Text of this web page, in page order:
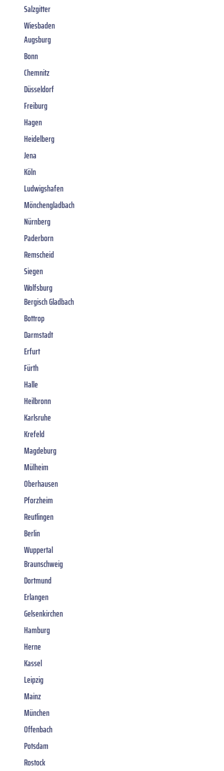
Salzgitter
Wiesbaden
Augsburg
Bonn
Chemnitz
Düsseldorf
Freiburg
Hagen
Heidelberg
Jena
Köln
Ludwigshafen
Mönchengladbach
Nürnberg
Paderborn
Remscheid
Siegen
Wolfsburg
Bergisch Gladbach
Bottrop
Darmstadt
Erfurt
Fürth
Halle
Heilbronn
Karlsruhe
Krefeld
Magdeburg
Mülheim
Oberhausen
Pforzheim
Reutlingen
Berlin
Wuppertal
Braunschweig
Dortmund
Erlangen
Gelsenkirchen
Hamburg
Herne
Kassel
Leipzig
Mainz
München
Offenbach
Potsdam
Rostock